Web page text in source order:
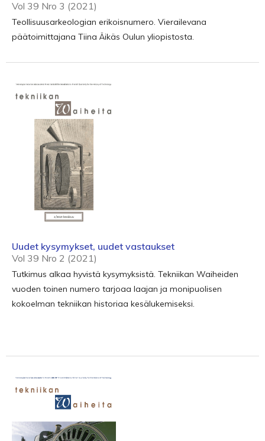
Vol 39 Nro 3 (2021)
Teollisuusarkeologian erikoisnumero. Vierailevana
päätoimittajana Tiina Äikäs Oulun yliopistosta.
Uudet kysymykset, uudet vastaukset
Vol 39 Nro 2 (2021)
Tutkimus alkaa hyvistä kysymyksistä. Tekniikan Waiheiden
vuoden toinen numero tarjoaa laajan ja monipuolisen
kokoelman tekniikan historiaa kesälukemiseksi.